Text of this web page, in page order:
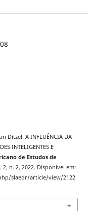
Ditzel. A INFLUÊNCIA DA
INTELIGENTES E
de Estudos de
2, n. 2, 2022. Disponível em:
slaedr/article/view/2122